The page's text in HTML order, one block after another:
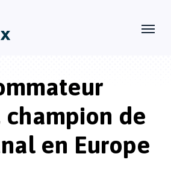
champion de
en Europe